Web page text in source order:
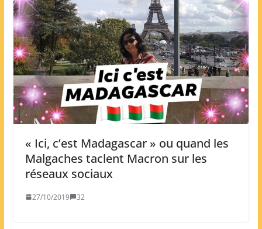
« Ici, c’est Madagascar » ou quand les
Malgaches taclent Macron sur les
réseaux sociaux
27/10/2019 32